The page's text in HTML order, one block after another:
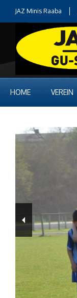
JAZ Minis Raaba
HOME VEREIN